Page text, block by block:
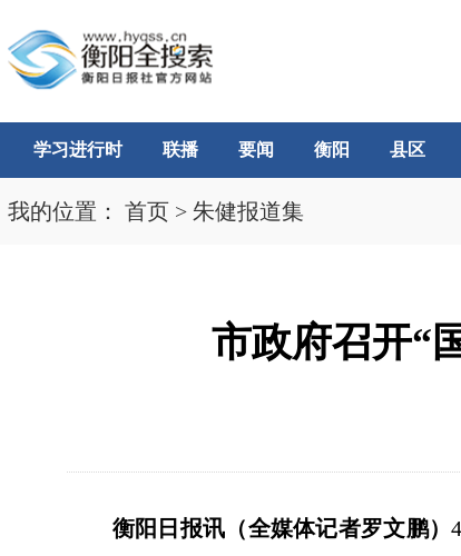
学习进行时 联播 要闻 衡阳 县区
我的位置： 首页 > 朱健报道集
市政府召开“
衡阳日报讯（全媒体记者罗文鹏）